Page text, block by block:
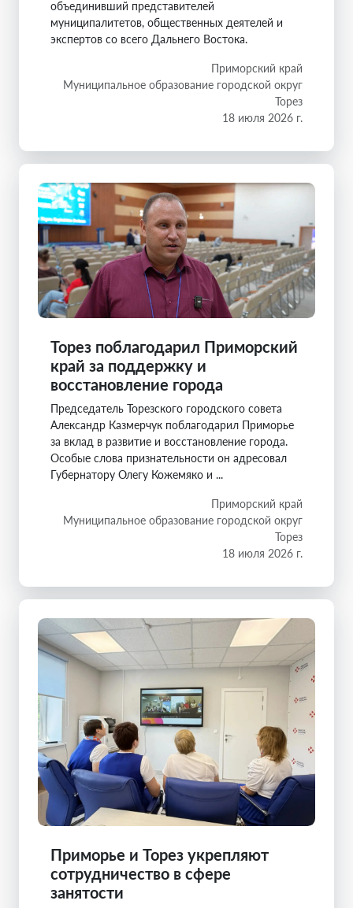
объединивший представителей
муниципалитетов, общественных деятелей и
экспертов со всего Дальнего Востока.
Приморский край
Муниципальное образование городской округ
Торез
18 июля 2026 г.
Торез поблагодарил Приморский
край за поддержку и
восстановление города
Председатель Торезского городского совета
Александр Казмерчук поблагодарил Приморье
за вклад в развитие и восстановление города.
Особые слова признательности он адресовал
Губернатору Олегу Кожемяко и ...
Приморский край
Муниципальное образование городской округ
Торез
18 июля 2026 г.
Приморье и Торез укрепляют
сотрудничество в сфере
занятости